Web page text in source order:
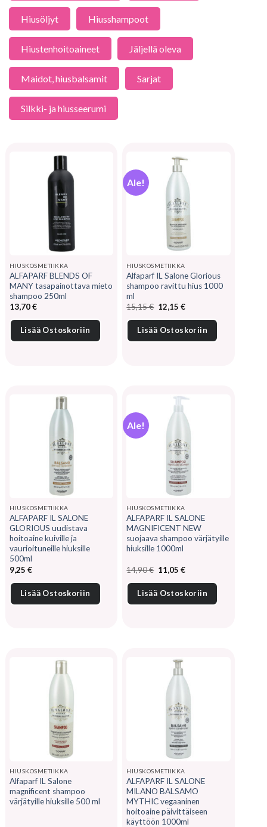
Hiusöljyt Hiusshampoot
Hiustenhoitoaineet Jäljellä oleva
Maidot, hiusbalsamit Sarjat
Silkki- ja hiusseerumi
HIUSKOSMETIIKKA
ALFAPARF BLENDS OF
MANY tasapainottava mieto
shampoo 250ml
13,70€
Lisää Ostoskoriin
Ale!
HIUSKOSMETIIKKA
Alfaparf IL Salone Glorious
shampoo ravittu hius 1000
ml
15,15€ Alkuperäinen
hinta
oli:
15,15 €.
12,15€Nykyinen
on:
12,15 €.
Lisää Ostoskoriin
HIUSKOSMETIIKKA
ALFAPARF IL SALONE
GLORIOUS uudistava
hoitoaine kuiville ja
vaurioituneille hiuksille
500ml
9,25 €
Lisää Ostoskoriin
Ale!
HIUSKOSMETIIKKA
ALFAPARF IL SALONE
MAGNIFICENT NEW
suojaava shampoo värjätyille
hiuksille 1000ml
14,90€ Alkuperäinen
hinta
oli:
14,90 €.
11,05€Nykyinen
on:
11,05 €.
Lisää Ostoskoriin
HIUSKOSMETIIKKA
Alfaparf IL Salone
magnificent shampoo
värjätyille hiuksille 500 ml
HIUSKOSMETIIKKA
ALFAPARF IL SALONE
MILANO BALSAMO
MYTHIC vegaaninen
hoitoaine päivittäiseen
käyttöön 1000ml